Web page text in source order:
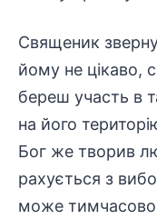
Священик
йому не цікаво,
береш участь в
на його
Бог же творив
рахується з
може